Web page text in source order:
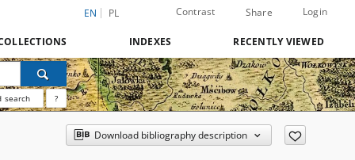
EN PL Contrast Share Login
INDEXES RECENTLY VIEWED
search ?
Download bibliography description